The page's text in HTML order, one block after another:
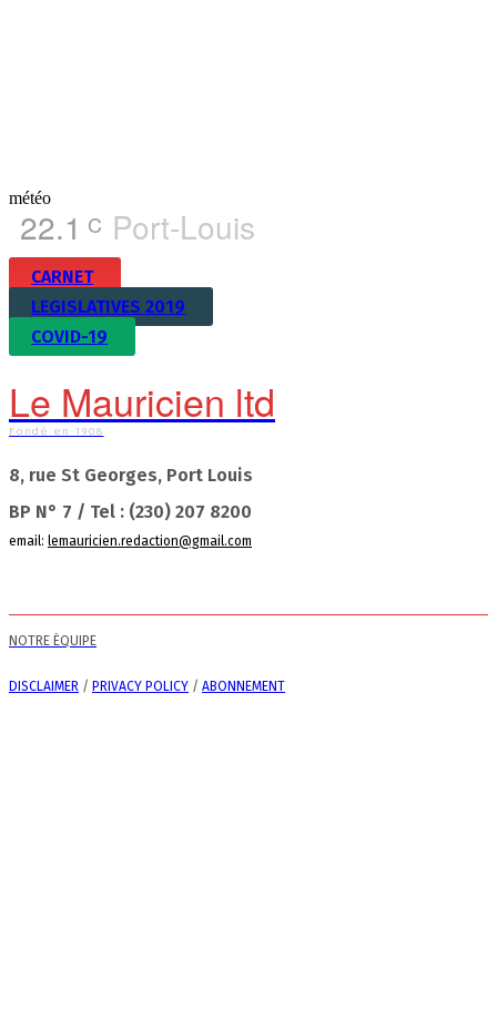
météo
22.1 C Port-Louis
CARNET
LEGISLATIVES 2019
COVID-19
Le Mauricien ltd
Fondé en 1908
8, rue St Georges, Port Louis
BP N° 7 / Tel : (230) 207 8200
email: lemauricien.redaction@gmail.com
NOTRE ÉQUIPE
DISCLAIMER / PRIVACY POLICY / ABONNEMENT